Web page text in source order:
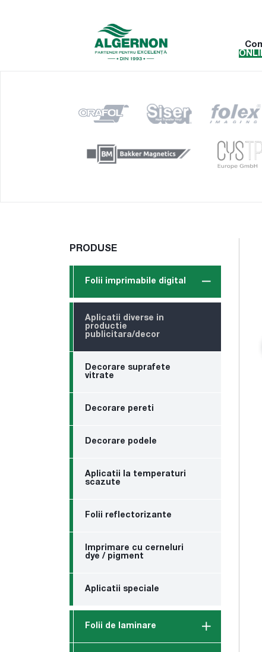
PRODUSE
Folii imprimabile digital
Aplicatii diverse in
productie
publicitara/decor
Decorare suprafete
vitrate
Decorare pereti
Decorare podele
Aplicatii la temperaturi
scazute
Folii reflectorizante
Imprimare cu cerneluri
dye / pigment
Aplicatii speciale
Folii de laminare